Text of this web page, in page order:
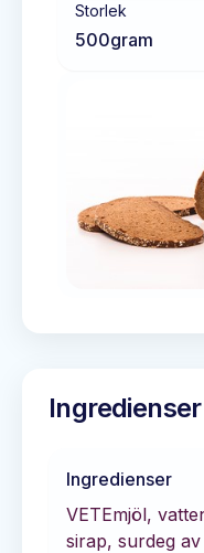
Storlek
500gram
Ingredienser
VETEmjöl,
sirap, surdeg